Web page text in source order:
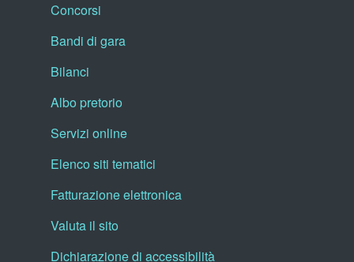
Concorsi
Bandi di gara
Bilanci
Albo pretorio
Servizi online
Elenco siti tematici
Fatturazione elettronica
Valuta il sito
Dichiarazione di accessibilità